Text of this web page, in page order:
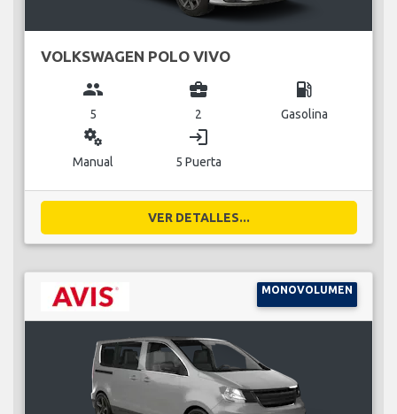
VOLKSWAGEN POLO VIVO
group
5
business_center
2
local_gas_station
Gasolina
miscellaneous_services
Manual
login
5 Puerta
VER DETALLES...
MONOVOLUMEN